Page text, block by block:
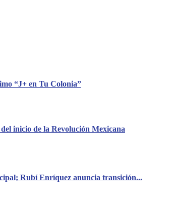
“J+ en Tu Colonia”
inicio de la Revolución Mexicana
Rubí Enríquez anuncia transición...